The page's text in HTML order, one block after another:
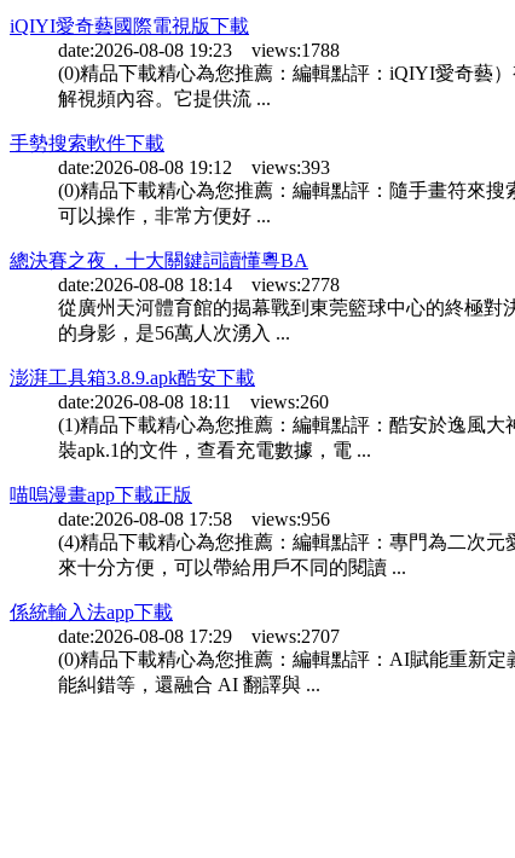
iQIYI愛奇藝國際電視版下載
date:2026-08-08 19:23 views:1788
(0)精品下載精心為您推薦：編輯點評：iQIYI愛奇藝
解視頻內容。它提供流 ...
手勢搜索軟件下載
date:2026-08-08 19:12 views:393
(0)精品下載精心為您推薦：編輯點評：隨手畫符來
可以操作，非常方便好 ...
總決賽之夜，十大關鍵詞讀懂粵BA
date:2026-08-08 18:14 views:2778
從廣州天河體育館的揭幕戰到東莞籃球中心的終極
的身影，是56萬人次湧入 ...
澎湃工具箱3.8.9.apk酷安下載
date:2026-08-08 18:11 views:260
(1)精品下載精心為您推薦：編輯點評：酷安於逸風
裝apk.1的文件，查看充電數據，電 ...
喵嗚漫畫app下載正版
date:2026-08-08 17:58 views:956
(4)精品下載精心為您推薦：編輯點評：專門為二次
來十分方便，可以帶給用戶不同的閱讀 ...
係統輸入法app下載
date:2026-08-08 17:29 views:2707
(0)精品下載精心為您推薦：編輯點評：AI賦能重新
能糾錯等，還融合 AI 翻譯與 ...